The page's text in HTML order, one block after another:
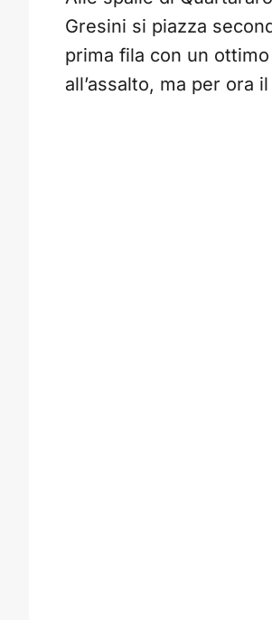
Gresini si piazza
prima fila con un
all’assalto, ma per ora